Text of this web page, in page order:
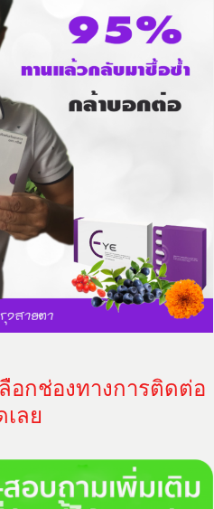
อกช่องทางการติดต่อ
เลย